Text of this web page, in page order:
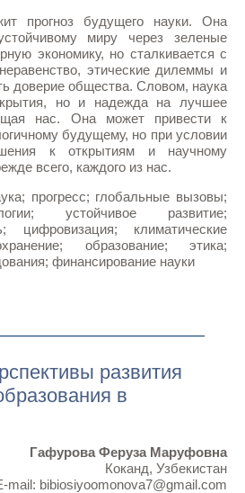
прогноз будущего науки. Она
миру через зеленые
экономику, но сталкивается с
этические дилеммы и
доверие общества. Словом, наука
но и надежда на лучшее
нас. Она может привести к
будущему, но при условии
к открытиям и научному
всего, каждого из нас.
прогресс; глобальные вызовы;
устойчивое развитие;
цифровизация; климатические
образование; этика;
финансирование науки
развития
в
Гафурова Феруза Маруфовна
Коканд, Узбекистан
mail: bibiosiyoomonova7@gmail.com